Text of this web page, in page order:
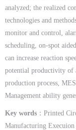
analyzed; the realized
technologies and
monitor and control,
scheduling, on-spot
can increase reaction
potential productivity of
production process,
Management ability
Key words ：Printed
Manufacturing Execuion